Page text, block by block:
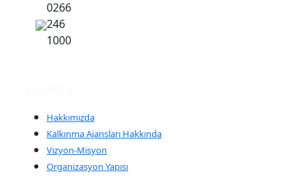
0266
246
1000
Hakkımızda
Kalkınma Ajansları Hakkında
Vizyon-Misyon
Organizasyon Yapısı